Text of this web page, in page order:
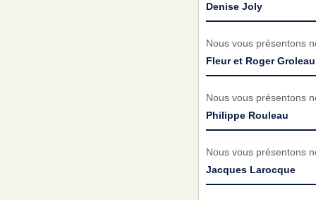
Denise Joly
Nous vous présentons
Fleur et Roger Groleau
Nous vous présentons
Philippe Rouleau
Nous vous présentons
Jacques Larocque